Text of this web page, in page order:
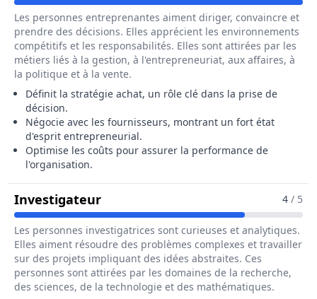
Les personnes entreprenantes aiment diriger, convaincre et
prendre des décisions. Elles apprécient les environnements
compétitifs et les responsabilités. Elles sont attirées par les
métiers liés à la gestion, à l'entrepreneuriat, aux affaires, à
la politique et à la vente.
Définit la stratégie achat, un rôle clé dans la prise de
décision.
Négocie avec les fournisseurs, montrant un fort état
d'esprit entrepreneurial.
Optimise les coûts pour assurer la performance de
l'organisation.
InvestigateurPour Le Métier De Responsable
4 / 5
Les personnes investigatrices sont curieuses et analytiques.
Elles aiment résoudre des problèmes complexes et travailler
sur des projets impliquant des idées abstraites. Ces
personnes sont attirées par les domaines de la recherche,
des sciences, de la technologie et des mathématiques.